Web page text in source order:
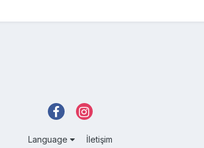
Language İletişim